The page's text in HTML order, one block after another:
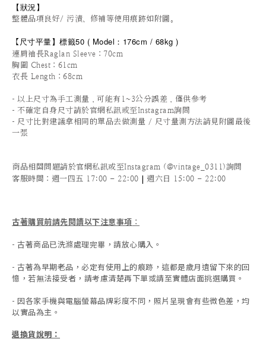
【狀況】
整體品項良好/ 污漬、修補等使用痕跡如附圖。
【 尺寸平量】標籤50 ( Model：176cm / 68kg )
連肩袖長Raglan Sleeve ：70cm
胸圍 Chest：61cm
衣長 Length：68cm
- 以上尺寸為手工測量，可能有1~3公分誤差，僅供參考
- 不確定自身尺寸請於官網私訊或至Instagram詢問
- 尺寸比對建議拿相同的單品去做測量 / 尺寸量測方法請見附圖最後
一張
商品相關問題請於官網私訊或至Instagram (@vintage_0311)詢問
客服時間 ：週一四五 17:00 - 22:00 | 週六日 15:00 - 22:00
古著購買前請先閱讀以下注意事項 ：
- 古著商品已洗滌處理完畢，請放心購入。
- 古著為早期老品，必定有使用上的痕跡，這都是歲月遺留下來的回
憶，若無法接受者，請考慮清楚再下單或請至實體店面挑選購買。
- 因各家手機與電腦螢幕品牌彩度不同，照片呈現會有些微色差，均
以實品為主。
退換貨說明：